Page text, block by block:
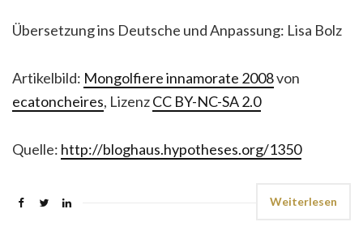
Übersetzung ins Deutsche und Anpassung: Lisa Bolz
Artikelbild: Mongolfiere innamorate 2008von
ecatoncheires, LizenzCC BY-NC-SA 2.0
Quelle: http://bloghaus.hypotheses.org/1350
Weiterlesen